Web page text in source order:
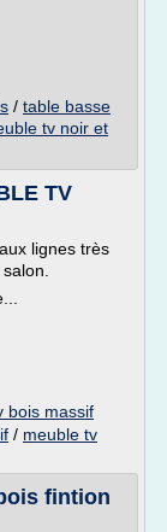
/ table basse
tv noir et
TV
lignes très
bois massif
/ meuble tv
fintion